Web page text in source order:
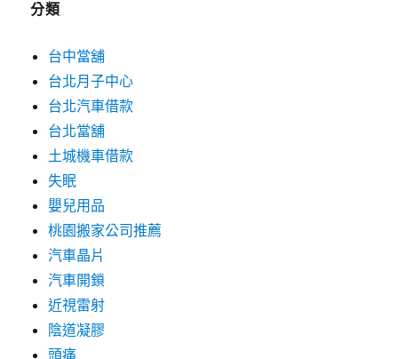
分類
台中當舖
台北月子中心
台北汽車借款
台北當舖
土城機車借款
失眠
嬰兒用品
桃園搬家公司推薦
汽車晶片
汽車開鎖
近視雷射
陰道凝膠
頭痛